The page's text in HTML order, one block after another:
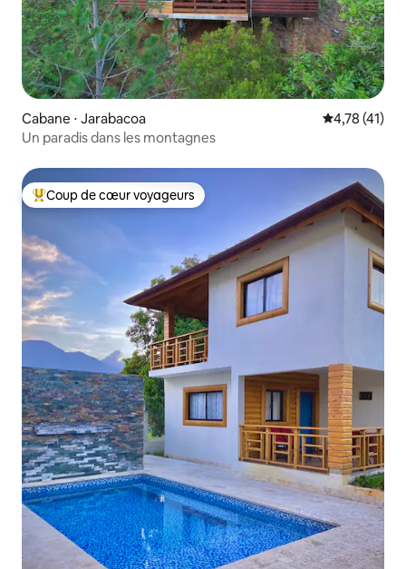
Cabane ⋅ Jarabacoa Évaluation
4,78 (41)
Un paradis dans les montagnes
Coups de cœur voyageurs les plus appréciés
Coup de cœur voyageurs